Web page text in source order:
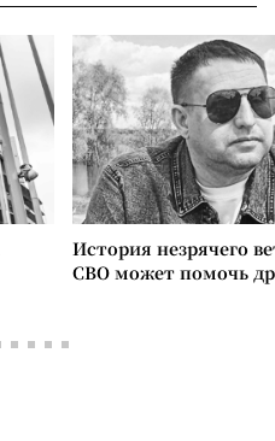
История незрячего
СВО может помочь